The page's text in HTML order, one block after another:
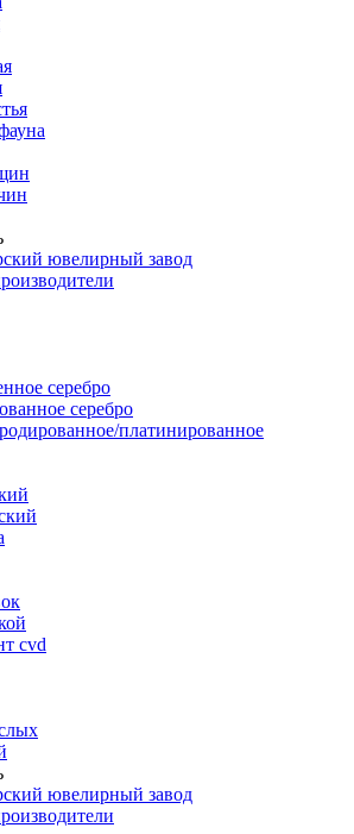
ювелирный завод
серебро
серебро
платинированное
cvd
ювелирный завод